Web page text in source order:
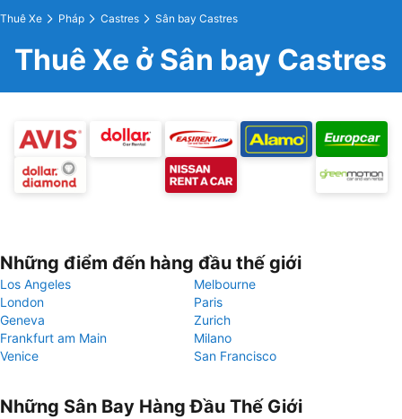
Thuê Xe Pháp Castres Sân bay Castres
Thuê Xe ở Sân bay Castres
Những điểm đến hàng đầu thế giới
Los Angeles
Melbourne
London
Paris
Geneva
Zurich
Frankfurt am Main
Milano
Venice
San Francisco
Những Sân Bay Hàng Đầu Thế Giới